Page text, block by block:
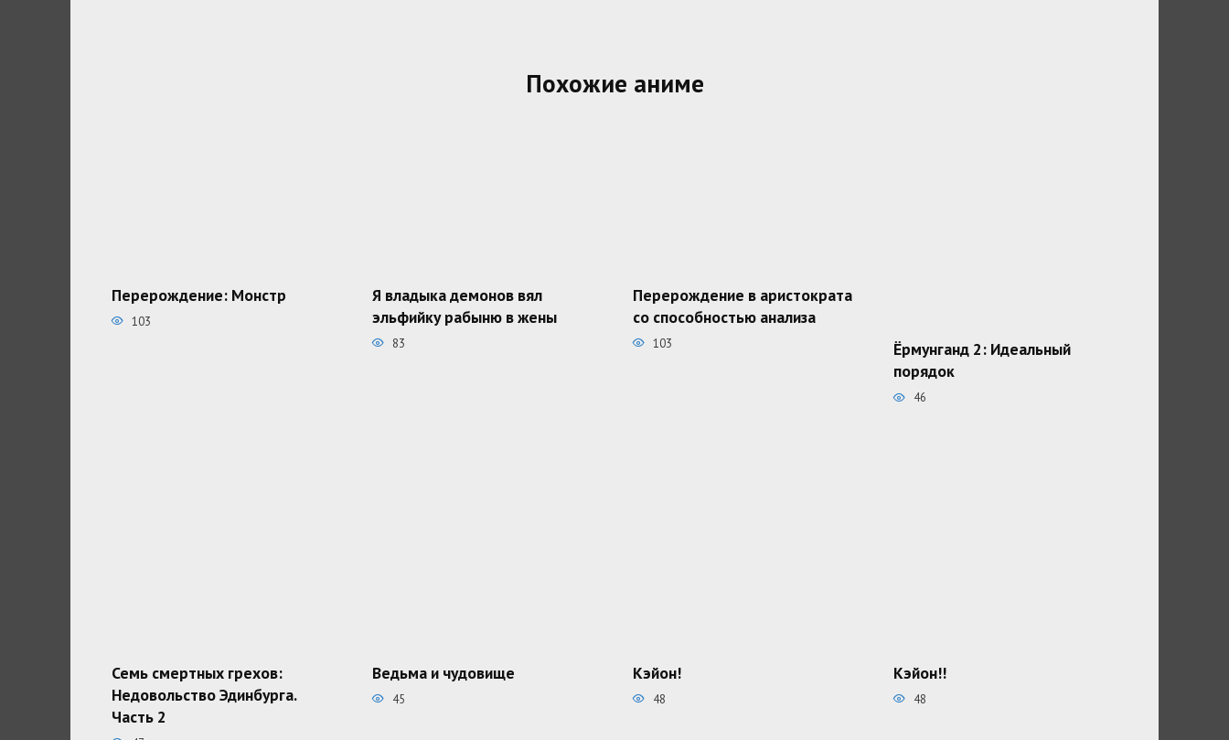
Похожие аниме
Перерождение: Монстр
103
Я владыка демонов вял
эльфийку рабыню в жены
83
Перерождение в аристократа
со способностью анализа
103
Ёрмунганд 2: Идеальный
порядок
46
Семь смертных грехов:
Недовольство Эдинбурга.
Часть 2
Ведьма и чудовище
45
Кэйон!
48
Кэйон!!
48